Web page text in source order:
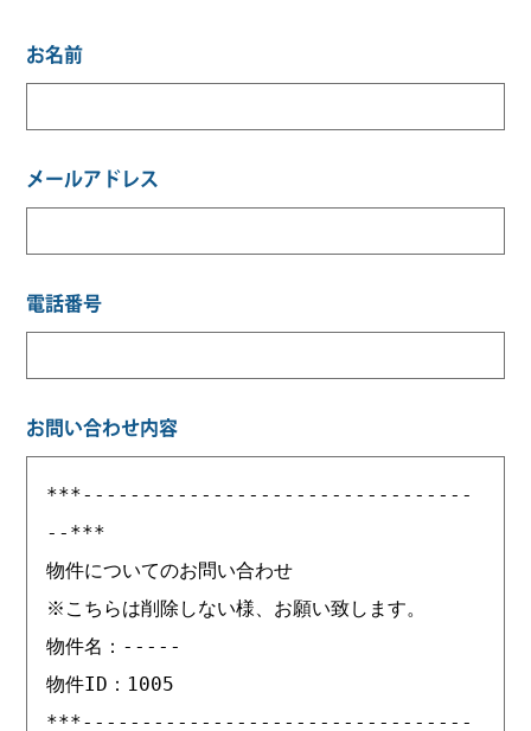
お名前
メールアドレス
電話番号
お問い合わせ内容